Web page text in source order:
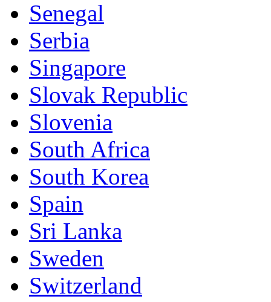
Senegal
Serbia
Singapore
Slovak Republic
Slovenia
South Africa
South Korea
Spain
Sri Lanka
Sweden
Switzerland